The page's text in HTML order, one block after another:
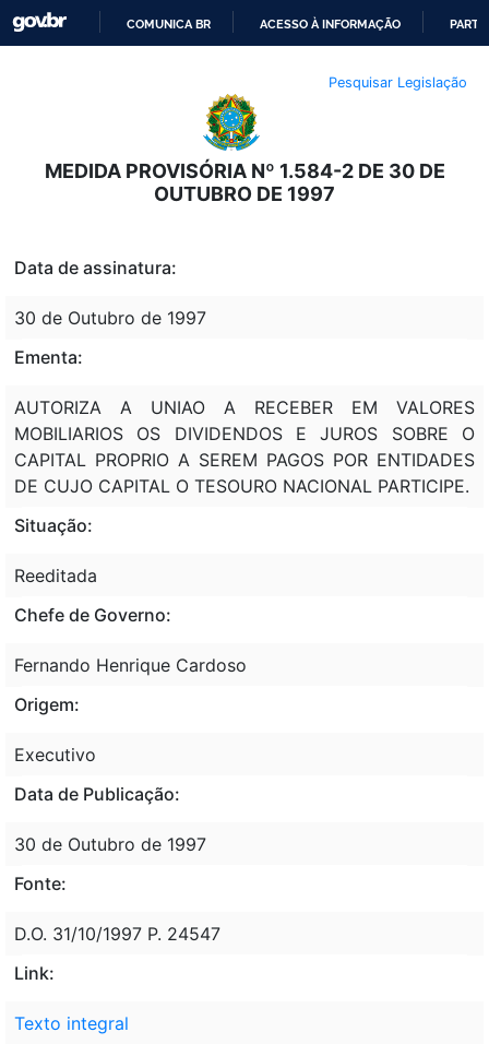
O
CONTEÚDO
COMUNICA BR ACESSO À INFORMAÇÃO
Pesquisar Legislação
MEDIDA PROVISÓRIA Nº 1.584-2 DE 30 DE
OUTUBRO DE 1997
Data de assinatura:
30 de Outubro de 1997
Ementa:
AUTORIZA A UNIAO A RECEBER EM VALORES
MOBILIARIOS OS DIVIDENDOS E JUROS SOBRE O
CAPITAL PROPRIO A SEREM PAGOS POR ENTIDADES
DE CUJO CAPITAL O TESOURO NACIONAL PARTICIPE.
Situação:
Reeditada
Chefe de Governo:
Fernando Henrique Cardoso
Origem:
Executivo
Data de Publicação:
30 de Outubro de 1997
Fonte:
D.O. 31/10/1997 P. 24547
Link:
Texto integral